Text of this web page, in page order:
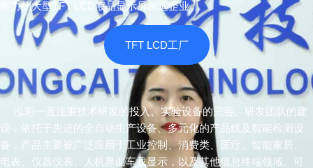
能力的大型TFT LCD液晶显示屏制造企业。
TFT LCD工厂
泓彩一直注重技术研发的投入、实验设备的完善、研发团队的建
设，依托于先进的全自动生产设备、多元化的产品线及智能检测设
备，产品主要被广泛应用于工业控制、消费类、医疗、智能家居、
电表、仪器仪表、人机界面车载显示，以及其他信息终端领域。可